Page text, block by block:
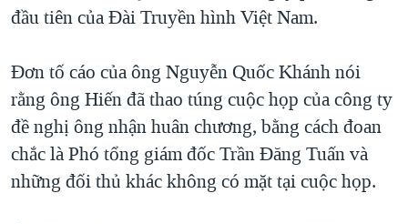
đầu tiên của Đài Truyền hình Việt Nam.
Đơn tố cáo của ông Nguyễn Quốc Khánh nói
rằng ông Hiến đã thao túng cuộc họp của công ty
đề nghị ông nhận huân chương, bằng cách đoan
chắc là Phó tổng giám đốc Trần Đăng Tuấn và
những đối thủ khác không có mặt tại cuộc họp.